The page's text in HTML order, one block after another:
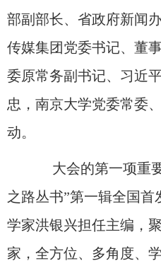
部副部长、省政府新闻
传媒集团党委书记、董
委原常务副书记、习近
忠，南京大学党委常委
动。
大会的第一项重
之路丛书”第一辑全国首
学家洪银兴担任主编，
家，全方位、多角度、